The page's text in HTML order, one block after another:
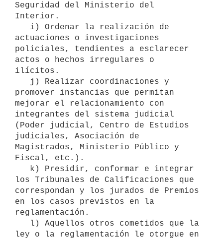
Seguridad del Ministerio del
Interior.
actuaciones o investigaciones
policiales, tendientes a esclarecer
actos o hechos irregulares o
ilícitos.
promover instancias que permitan
mejorar el relacionamiento con
integrantes del sistema judicial
(Poder judicial, Centro de Estudios
judiciales, Asociación de
Magistrados, Ministerio Público y
Fiscal, etc.).
los Tribunales de Calificaciones que
correspondan y los jurados de Premios
en los casos previstos en la
reglamentación.
ley o la reglamentación le otorgue en